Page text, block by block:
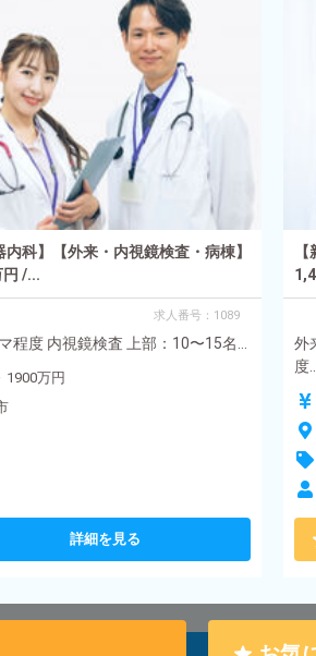
内科】【外来・内視鏡検査・病棟】
/...
求人番号：1089
程度 内視鏡検査 上部：10〜15名...
1900万円
詳細を見る
外
度...